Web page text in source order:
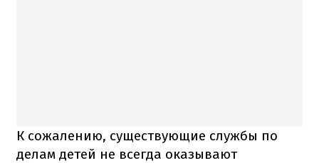
К сожалению, существующие службы по
делам детей не всегда оказывают